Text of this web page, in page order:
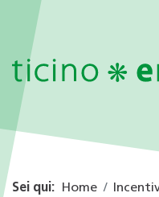
Sei qui: Home